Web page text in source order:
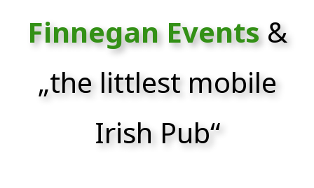
Finnegan Events &
„the littlest mobile
Irish Pub“